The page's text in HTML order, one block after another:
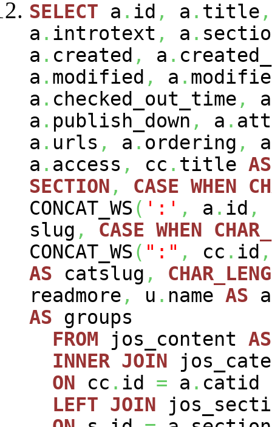
SELECT a . id , a . title ,
a . introtext , a .
a . created , a .
a . modified , a .
a . checked_out_time , a
a . publish_down , a .
a . urls , a . ordering , a
a . access , cc . title AS
SECTION , CASE WHEN
CONCAT_WS( ':' , a . id ,
slug , CASE WHEN
CONCAT_WS( ":" , cc . id ,
AS catslug ,
readmore , u . name AS
AS groups
FROM jos_content AS
INNER JOIN
ON cc . id = a . catid
LEFT JOIN